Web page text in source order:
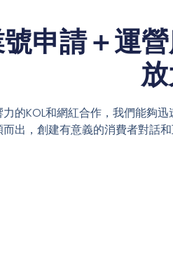
申請＋運
的KOL和網紅合作，我們能夠
出，創建有意義的消費者對話和